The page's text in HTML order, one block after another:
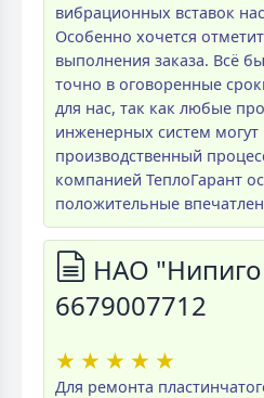
вибрационных вставок
Особенно хочется
выполнения заказа. Всё
точно в оговоренные
для нас, так как любые
инженерных систем могут
производственный
компанией ТеплоГарант
положительные
НАО
6679007712
★ ★ ★ ★ ★
Для ремонта